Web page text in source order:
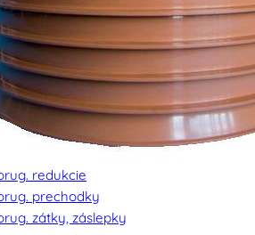
redukcie
prechodky
zátky, záslepky